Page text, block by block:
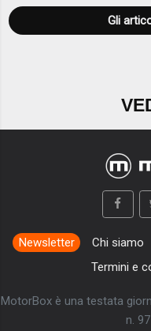
Gli
Newsletter Chi siamo
Termini e
MotorBox è una testata
n.